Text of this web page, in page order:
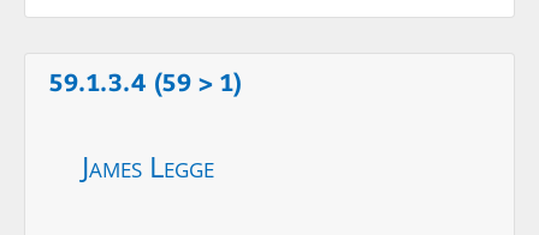
59.1.3.4 (59 > 1)
James Legge